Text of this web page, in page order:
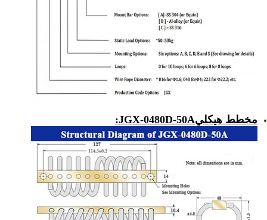
مخطط هيكلي JGX-0480D-50A
: